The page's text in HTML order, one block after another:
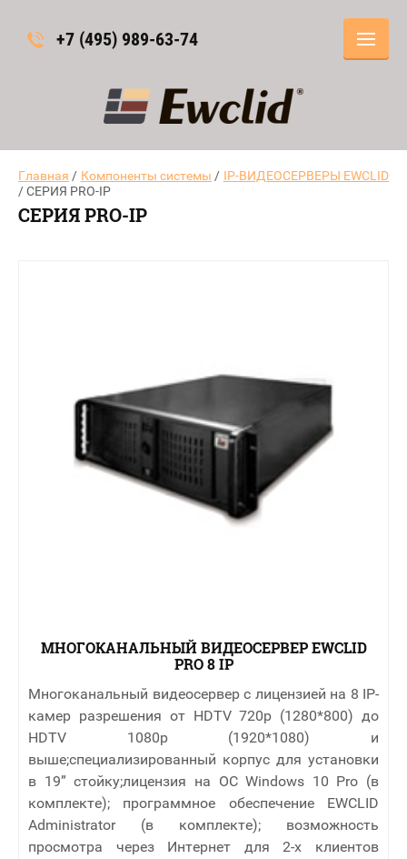
+7 (495) 989-63-74
Главная / Компоненты системы / IP-ВИДЕОСЕРВЕРЫ EWCLID
/ СЕРИЯ PRO-IP
СЕРИЯ PRO-IP
МНОГОКАНАЛЬНЫЙ ВИДЕОСЕРВЕР EWCLID
PRO 8 IP
Многоканальный видеосервер с лицензией на 8 IP-
камер разрешения от HDTV 720p (1280*800) до
HDTV 1080p (1920*1080) и
выше;специализированный корпус для установки
в 19” стойку;лицензия на ОС Windows 10 Pro (в
комплекте); программное обеспечение EWCLID
Administrator (в комплекте); возможность
просмотра через Интернет для 2-х клиентов